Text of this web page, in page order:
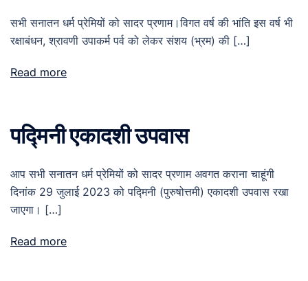
सभी सनातन धर्म प्रेमियों को सादर प्रणाम।विगत वर्ष की भांति इस वर्ष भी
रक्षाबंधन, श्रावणी उपाकर्म पर्व को लेकर संशय (भ्रम) की […]
Read more
पद्मिनी एकादशी उपवास
आप सभी सनातन धर्म प्रेमियों को सादर प्रणाम अवगत कराना चाहूंगी
दिनांक 29 जुलाई 2023 को पद्मिनी (पुरुषोत्तमी) एकादशी उपवास रखा
जाएगा। […]
Read more